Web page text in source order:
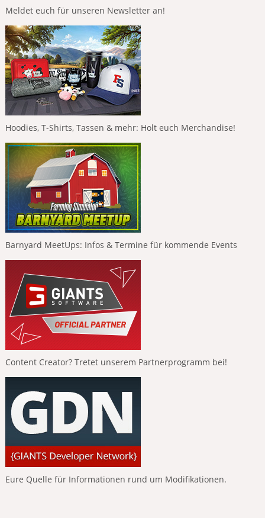
Meldet euch für unseren Newsletter an!
Hoodies, T-Shirts, Tassen & mehr: Holt euch Merchandise!
Barnyard MeetUps: Infos & Termine für kommende Events
Content Creator? Tretet unserem Partnerprogramm bei!
Eure Quelle für Informationen rund um Modifikationen.